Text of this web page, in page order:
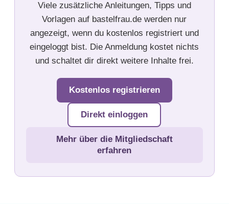
Viele zusätzliche Anleitungen, Tipps und
Vorlagen auf bastelfrau.de werden nur
angezeigt, wenn du kostenlos registriert und
eingeloggt bist. Die Anmeldung kostet nichts
und schaltet dir direkt weitere Inhalte frei.
Kostenlos registrieren
Direkt einloggen
Mehr über die Mitgliedschaft
erfahren